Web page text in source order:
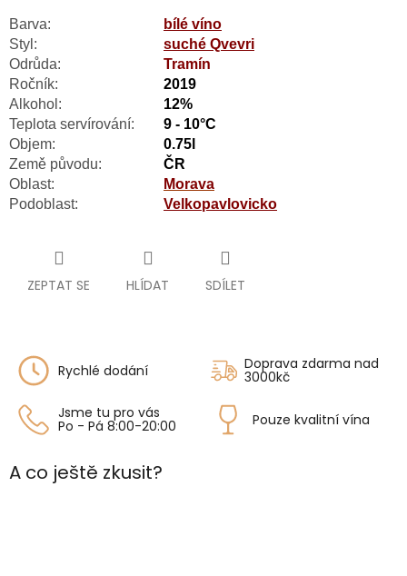
Barva:
bílé víno
Styl:
suché Qvevri
Odrůda:
Tramín
Ročník:
2019
Alkohol:
12%
Teplota servírování:
9 - 10°C
Objem:
0.75l
Země původu:
ČR
Oblast:
Morava
Podoblast:
Velkopavlovicko
ZEPTAT SE HLÍDAT SDÍLET
Rychlé dodání Doprava zdarma nad
3000kč
Jsme tu pro vás
Po - Pá 8:00-20:00 Pouze kvalitní vína
A co ještě zkusit?